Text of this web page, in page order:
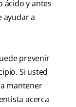
ácido y antes
ayudar a
prevenir
Si usted
mantener
acerca